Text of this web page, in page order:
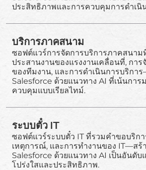
ประสิทธิภาพและการควบคุมการดำเนิ
บริการภาคสนาม
ซอฟต์แวร์การจัดการบริการภาคสนาม
ประสานงานของแรงงานเคลื่อนที่, การ
ของทีมงาน, และการดำเนินการบริกา
Salesforce ด้วยแนวทาง AI ที่เน้นการ
ควบคุมแบบเรียลไทม์.
ระบบตั๋ว IT
ซอฟต์แวร์ระบบตั๋ว IT ที่รวมคำขอบริกา
เหตุการณ์, และการทำงานของ IT—สร้
Salesforce ด้วยแนวทาง AI เป็นอันดับ
โปร่งใสและประสิทธิภาพ.